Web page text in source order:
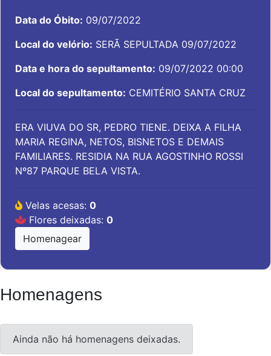
Data do Óbito: 09/07/2022
Local do velório: SERÃ SEPULTADA 09/07/2022
Data e hora do sepultamento: 09/07/2022 00:00
Local do sepultamento: CEMITÉRIO SANTA CRUZ
ERA VIUVA DO SR, PEDRO TIENE. DEIXA A FILHA
MARIA REGINA, NETOS, BISNETOS E DEMAIS
FAMILIARES. RESIDIA NA RUA AGOSTINHO ROSSI
Nº87 PARQUE BELA VISTA.
Velas acesas: 0
Flores deixadas: 0
Homenagear
Homenagens
Ainda não há homenagens deixadas.